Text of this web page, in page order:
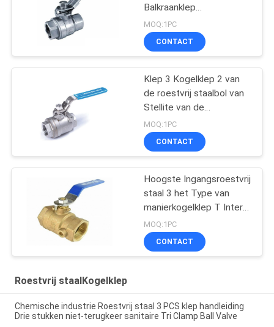
Balkraanklep
617n/hpb59-3 van het
Drukpn25 Cw Messing
MOQ:1PC
CONTACT
Klep 3 Kogelklep 2 van
de roestvrij staalbol van
Stellite van de
ManierKogelklep
Bespuitende“ 2500#
MOQ:1PC
CONTACT
Hoogste Ingangsroestvrij
staal 3 het Type van
manierkogelklep T Intern
Draadhandboek werkte
MOQ:1PC
CONTACT
Roestvrij staalKogelklep
Chemische industrie Roestvrij staal 3 PCS klep handleiding
Drie stukken niet-terugkeer sanitaire Tri Clamp Ball Valve